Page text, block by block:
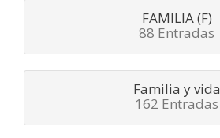
FAMILIA (F)
88 Entradas
Familia y vida
162 Entradas